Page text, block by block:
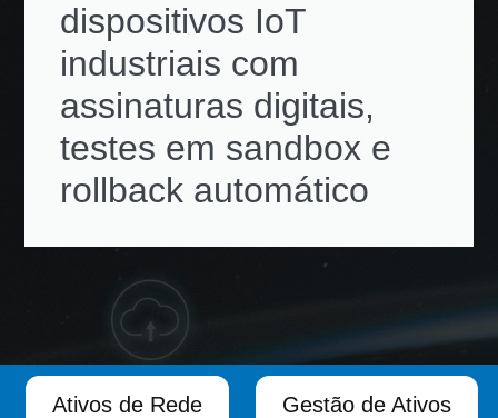
dispositivos IoT
industriais com
assinaturas digitais,
testes em sandbox e
rollback automático
Ativos de Rede Gestão de Ativos